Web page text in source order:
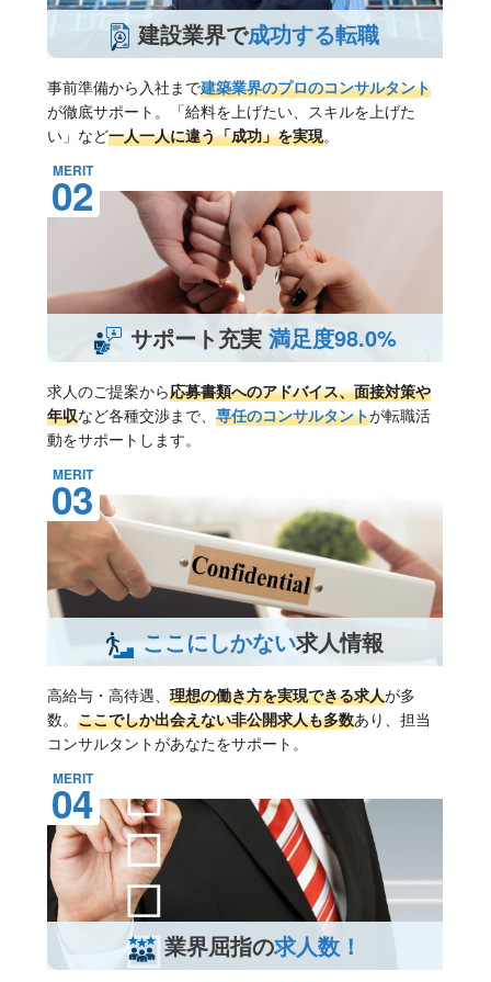
建設業界で成功する転職
事前準備から入社まで建築業界のプロのコンサルタント
が徹底サポート。「給料を上げたい、スキルを上げた
い」など一人一人に違う「成功」を実現。
サポート充実 満足度98.0%
MERIT
02
求人のご提案から応募書類へのアドバイス、面接対策や
年収など各種交渉まで、専任のコンサルタントが転職活
動をサポートします。
ここにしかない求人情報
MERIT
03
高給与・高待遇、理想の働き方を実現できる求人が多
数。ここでしか出会えない非公開求人も多数あり、担当
コンサルタントがあなたをサポート。
業界屈指の求人数！
MERIT
04